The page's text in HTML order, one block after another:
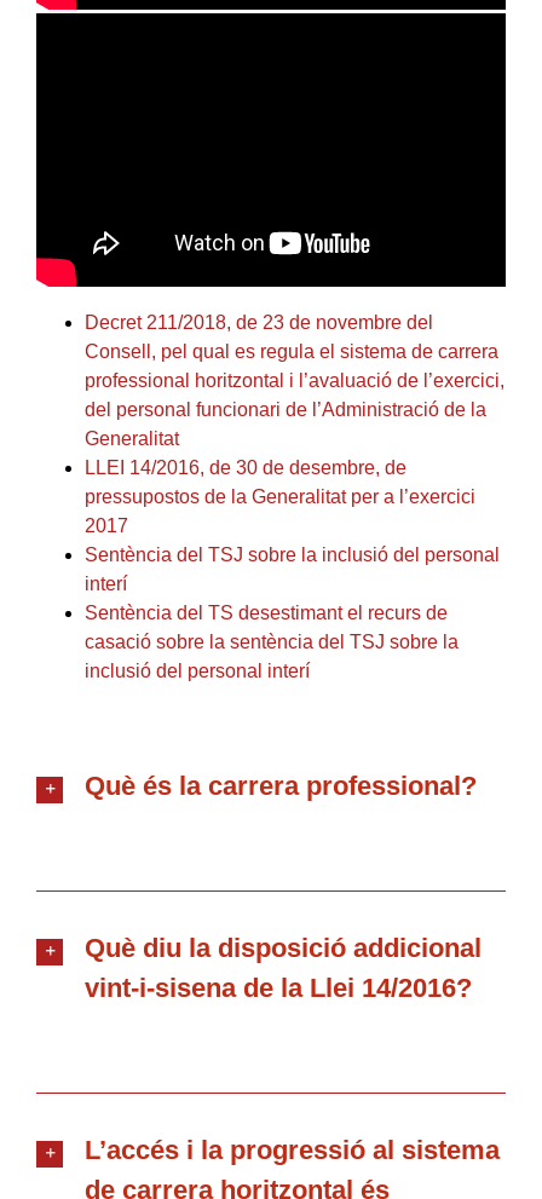
Decret 211/2018, de 23 de novembre del
Consell, pel qual es regula el sistema de carrera
professional horitzontal i l’avaluació de l’exercici,
del personal funcionari de l’Administració de la
Generalitat
LLEI 14/2016, de 30 de desembre, de
pressupostos de la Generalitat per a l’exercici
2017
Sentència del TSJ sobre la inclusió del personal
interí
Sentència del TS desestimant el recurs de
casació sobre la sentència del TSJ sobre la
inclusió del personal interí
Què és la carrera professional?
Què diu la disposició addicional
vint-i-sisena de la Llei 14/2016?
L’accés i la progressió al sistema
de carrera horitzontal és